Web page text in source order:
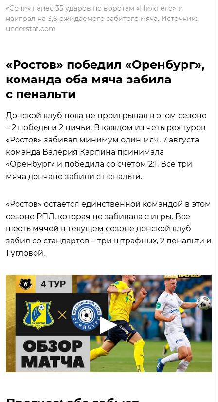
«Сочи» нанес 35 ударов по воротам «Нижнего» и
наиграл на 3,6 ожидаемого забитого мяча. Источник:
understat.com
«Ростов» победил «Оренбург»,
команда оба мяча забила
с пенальти
Донской клуб пока не проигрывал в этом сезоне
– 2 победы и 2 ничьи. В каждом из четырех туров
«Ростов» забивал минимум один мяч. 7 августа
команда Валерия Карпина принимала
«Оренбург» и победила со счетом 2:1. Все три
мяча дончане забили с пенальти.
«Ростов» остается единственной командой в этом
сезоне РПЛ, которая не забивала с игры. Все
шесть мячей в текущем сезоне донской клуб
забил со стандартов – три штрафных, 2 пенальти и
1 угловой.